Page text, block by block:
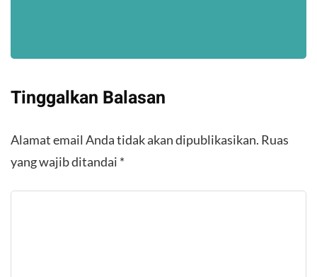
Tinggalkan Balasan
Alamat email Anda tidak akan dipublikasikan. Ruas
yang wajib ditandai *